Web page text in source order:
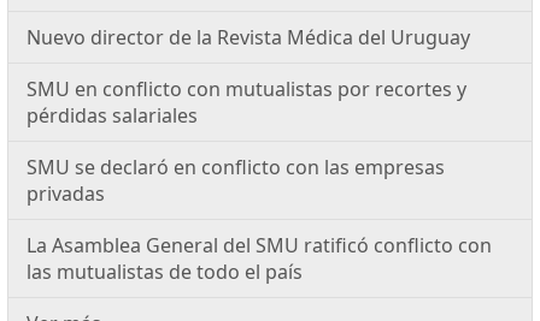
Nuevo director de la Revista Médica del Uruguay
SMU en conflicto con mutualistas por recortes y
pérdidas salariales
SMU se declaró en conflicto con las empresas
privadas
La Asamblea General del SMU ratificó conflicto con
las mutualistas de todo el país